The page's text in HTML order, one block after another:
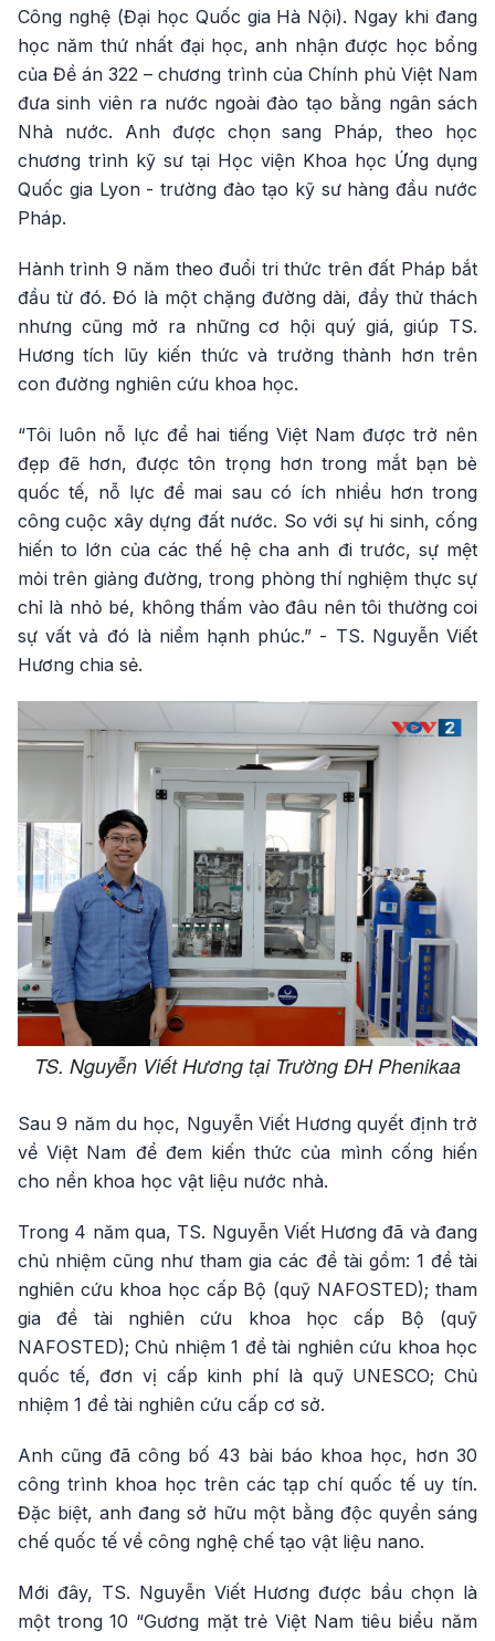
Công nghệ (Đại học Quốc gia Hà Nội). Ngay khi đang
học năm thứ nhất đại học, anh nhận được học bổng
của Đề án 322 – chương trình của Chính phủ Việt Nam
đưa sinh viên ra nước ngoài đào tạo bằng ngân sách
Nhà nước. Anh được chọn sang Pháp, theo học
chương trình kỹ sư tại Học viện Khoa học Ứng dụng
Quốc gia Lyon - trường đào tạo kỹ sư hàng đầu nước
Pháp.
Hành trình 9 năm theo đuổi tri thức trên đất Pháp bắt
đầu từ đó. Đó là một chặng đường dài, đầy thử thách
nhưng cũng mở ra những cơ hội quý giá, giúp TS.
Hương tích lũy kiến thức và trưởng thành hơn trên
con đường nghiên cứu khoa học.
“Tôi luôn nỗ lực để hai tiếng Việt Nam được trở nên
đẹp đẽ hơn, được tôn trọng hơn trong mắt bạn bè
quốc tế, nỗ lực để mai sau có ích nhiều hơn trong
công cuộc xây dựng đất nước. So với sự hi sinh, cống
hiến to lớn của các thế hệ cha anh đi trước, sự mệt
mỏi trên giảng đường, trong phòng thí nghiệm thực sự
chỉ là nhỏ bé, không thấm vào đâu nên tôi thường coi
sự vất vả đó là niềm hạnh phúc.” - TS. Nguyễn Viết
Hương chia sẻ.
TS. Nguyễn Viết Hương tại Trường ĐH Phenikaa
Sau 9 năm du học, Nguyễn Viết Hương quyết định trở
về Việt Nam để đem kiến thức của mình cống hiến
cho nền khoa học vật liệu nước nhà.
Trong 4 năm qua, TS. Nguyễn Viết Hương đã và đang
chủ nhiệm cũng như tham gia các đề tài gồm: 1 đề tài
nghiên cứu khoa học cấp Bộ (quỹ NAFOSTED); tham
gia đề tài nghiên cứu khoa học cấp Bộ (quỹ
NAFOSTED); Chủ nhiệm 1 đề tài nghiên cứu khoa học
quốc tế, đơn vị cấp kinh phí là quỹ UNESCO; Chủ
nhiệm 1 đề tài nghiên cứu cấp cơ sở.
Anh cũng đã công bố 43 bài báo khoa học, hơn 30
công trình khoa học trên các tạp chí quốc tế uy tín.
Đặc biệt, anh đang sở hữu một bằng độc quyền sáng
chế quốc tế về công nghệ chế tạo vật liệu nano.
Mới đây, TS. Nguyễn Viết Hương được bầu chọn là
một trong 10 “Gương mặt trẻ Việt Nam tiêu biểu năm